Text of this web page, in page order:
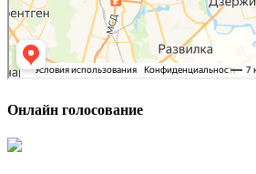
Онлайн голосование